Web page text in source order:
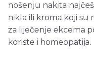
nošenju nakita
nikla ili kroma koji su
za liječenje ekcema
koriste i homeopatija.